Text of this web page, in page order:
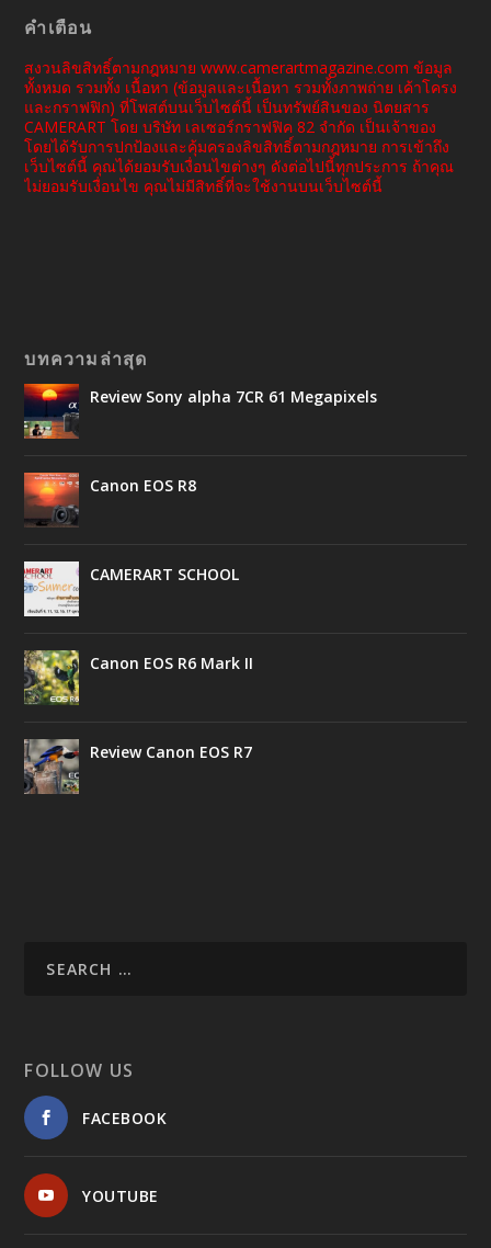
คำเตือน
สงวนลิขสิทธิ์ตามกฎหมาย www.camerartmagazine.com ข้อมูล
ทั้งหมด รวมทั้ง เนื้อหา (ข้อมูลและเนื้อหา รวมทั้งภาพถ่าย เค้าโครง
และกราฟฟิก) ที่โพสต์บนเว็บไซต์นี้ เป็นทรัพย์สินของ นิตยสาร
CAMERART โดย บริษัท เลเซอร์กราฟฟิค 82 จำกัด เป็นเจ้าของ
โดยได้รับการปกป้องและคุ้มครองลิขสิทธิ์ตามกฎหมาย การเข้าถึง
เว็บไซต์นี้ คุณได้ยอมรับเงื่อนไขต่างๆ ดังต่อไปนี้ทุกประการ ถ้าคุณ
ไม่ยอมรับเงื่อนไข คุณไม่มีสิทธิ์ที่จะใช้งานบนเว็บไซต์นี้
บทความล่าสุด
Review Sony alpha 7CR 61 Megapixels
Canon EOS R8
CAMERART SCHOOL
Canon EOS R6 Mark II
Review Canon EOS R7
FOLLOW US
FACEBOOK
YOUTUBE